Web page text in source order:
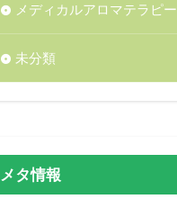
メディカルアロマテラピー
未分類
メタ情報